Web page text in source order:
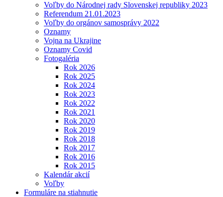
Voľby do Národnej rady Slovenskej republiky 2023
Referendum 21.01.2023
Voľby do orgánov samosprávy 2022
Oznamy
Vojna na Ukrajine
Oznamy Covid
Fotogaléria
Rok 2026
Rok 2025
Rok 2024
Rok 2023
Rok 2022
Rok 2021
Rok 2020
Rok 2019
Rok 2018
Rok 2017
Rok 2016
Rok 2015
Kalendár akcií
Voľby
Formuláre na stiahnutie